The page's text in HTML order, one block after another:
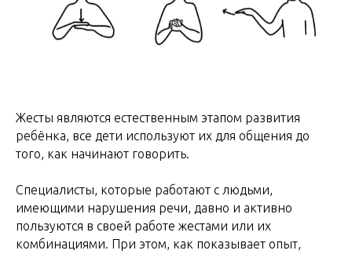
Жесты являются естественным этапом развития
ребёнка, все дети используют их для общения до
того, как начинают говорить.
Специалисты, которые работают с людьми,
имеющими нарушения речи, давно и активно
пользуются в своей работе жестами или их
комбинациями. При этом, как показывает опыт,